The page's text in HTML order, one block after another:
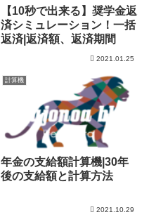
【10秒で出来る】奨学金返
済シミュレーション！一括
返済|返済額、返済期間
2021.01.25
計算機
年金の支給額計算機|30年
後の支給額と計算方法
2021.10.29